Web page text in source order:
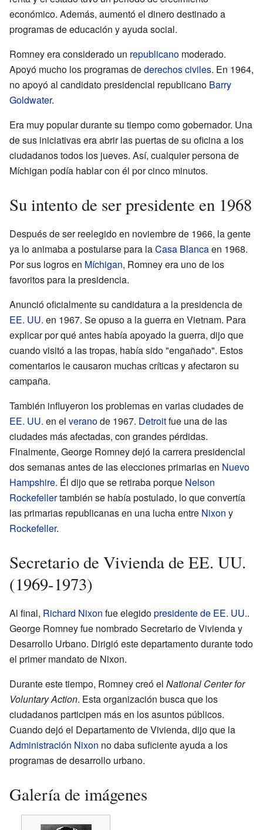
económico. Además, aumentó el dinero destinado a
programas de educación y ayuda social.
Romney era considerado un republicano moderado.
Apoyó mucho los programas dederechos civiles. En 1964,
no apoyó al candidato presidencial republicano Barry
Goldwater.
Era muy popular durante su tiempo como gobernador. Una
de sus iniciativas era abrir las puertas de su oficina a los
ciudadanos todos los jueves. Así, cualquier persona de
Míchigan podía hablar con él por cinco minutos.
Su intento de ser presidente en 1968
Después de ser reelegido en noviembre de 1966, la gente
ya lo animaba a postularse para laCasa Blancaen 1968.
Por sus logros en Míchigan, Romney era uno de los
favoritos para la presidencia.
Anunció oficialmente su candidatura a la presidencia de
EE. UU. en 1967. Se opuso a la guerra en Vietnam. Para
explicar por qué antes había apoyado la guerra, dijo que
cuando visitó a las tropas, había sido "engañado". Estos
comentarios le causaron muchas críticas y afectaron su
campaña.
También influyeron los problemas en varias ciudades de
EE. UU. en el veranode 1967. Detroitfue una de las
ciudades más afectadas, con grandes pérdidas.
Finalmente, George Romney dejó la carrera presidencial
dos semanas antes de las elecciones primarias en Nuevo
Hampshire. Él dijo que se retiraba porque Nelson
Rockefellertambién se había postulado, lo que convertía
las primarias republicanas en una lucha entre Nixon y
Rockefeller.
Secretario de Vivienda de EE. UU.
(1969-1973)
Al final, Richard Nixon fue elegidopresidente de EE. UU..
George Romney fue nombrado Secretario de Vivienda y
Desarrollo Urbano. Dirigió este departamento durante todo
el primer mandato de Nixon.
Durante este tiempo, Romney creó el National Center for
Voluntary Action. Esta organización busca que los
ciudadanos participen más en los asuntos públicos.
Cuando dejó el Departamento de Vivienda, dijo que la
Administración Nixon no daba suficiente ayuda a los
programas de desarrollo urbano.
Galería de imágenes